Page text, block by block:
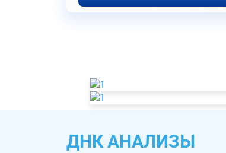
ДНК АНАЛИЗЫ